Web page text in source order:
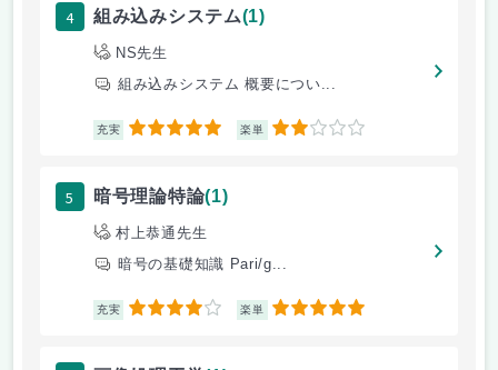
4 組み込みシステム(1)
NS先生
組み込みシステム 概要につい...
充実 5 楽単 2
5 暗号理論特論(1)
村上恭通先生
暗号の基礎知識 Pari/g...
充実 4 楽単 5